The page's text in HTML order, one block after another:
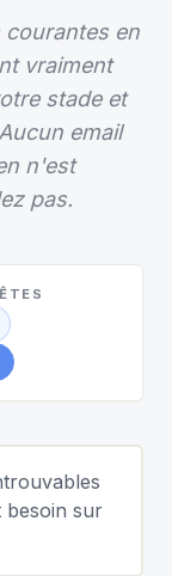
en
vraiment
stade et
email
n'est
pas.
besoin sur